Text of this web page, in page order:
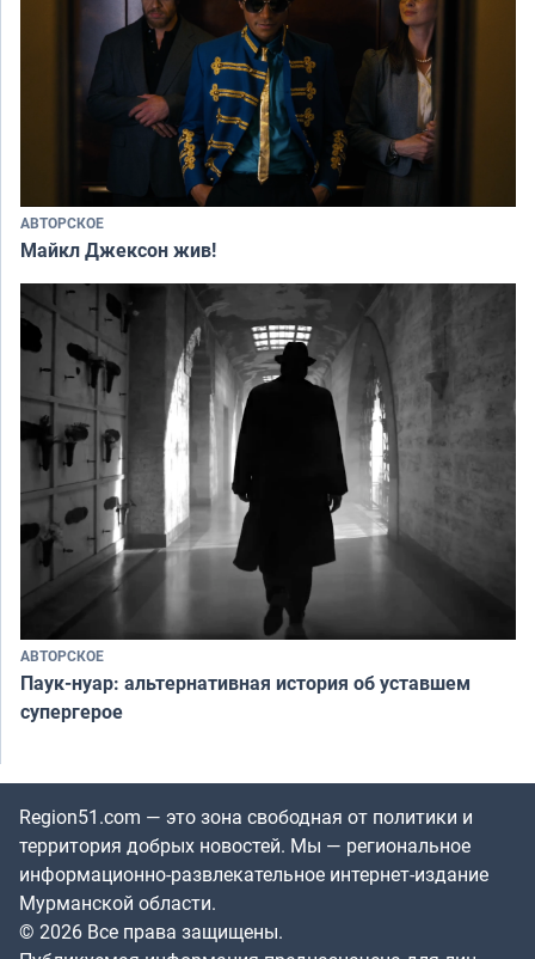
АВТОРСКОЕ
Майкл Джексон жив!
АВТОРСКОЕ
Паук-нуар: альтернативная история об уставшем
супергерое
Region51.com — это зона свободная от политики и
территория добрых новостей. Мы — региональное
информационно-развлекательное интернет-издание
Мурманской области.
© 2026 Все права защищены.